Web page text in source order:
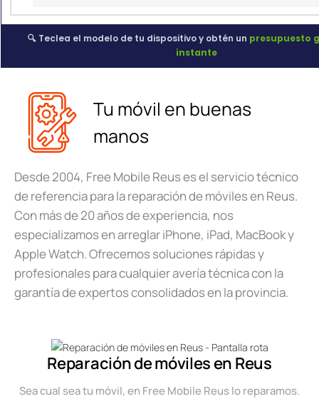
🔍 Teclea el modelo de tu dispositivo y obtén un presupuesto
instante
Tu móvil en buenas
manos
Desde 2004, Free Mobile Reus es el servicio técnico
de referencia para la reparación de móviles en Reus.
Con más de 20 años de experiencia, nos
especializamos en arreglar iPhone, iPad, MacBook y
Apple Watch. Ofrecemos soluciones rápidas y
profesionales para cualquier avería técnica con la
garantía de expertos consolidados en la provincia.
Reparación de móviles en Reus
Sea cual sea tu móvil, en Free Mobile Reus lo reparamos.